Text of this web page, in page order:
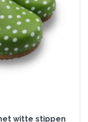
witte stippen